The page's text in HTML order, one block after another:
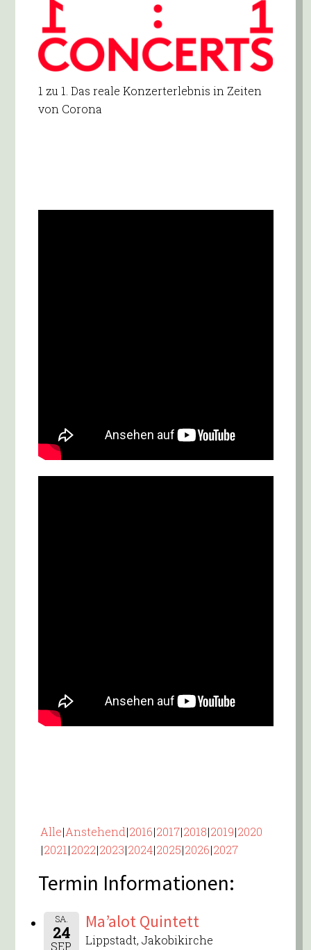
1 zu 1. Das reale Konzerterlebnis in Zeiten
von Corona
Alle Anstehend 2016 2017 2018 2019 2020
2021 2022 2023 2024 2025 2026 2027
Termin Informationen:
SA.
24
SEP.
Ma’alot Quintett
Lippstadt, Jakobikirche